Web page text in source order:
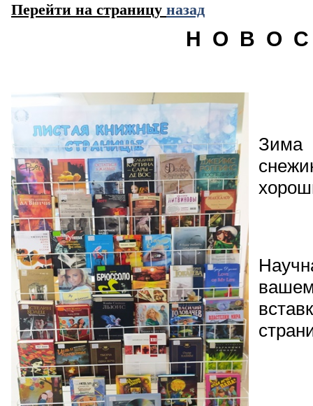
Перейти на страницу назад
Н О В О
Зима